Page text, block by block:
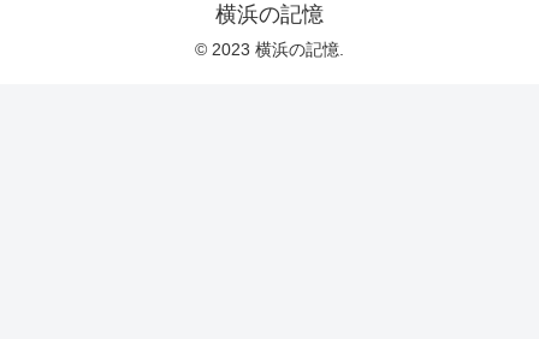
横浜の記憶
© 2023 横浜の記憶.